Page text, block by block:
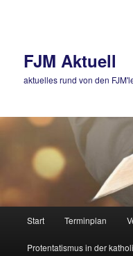
FJM Aktuell
aktuelles rund von den
Start Terminplan
Protentatismus in der